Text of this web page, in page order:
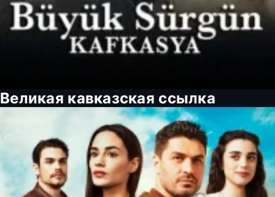
Великая кавказская ссылка